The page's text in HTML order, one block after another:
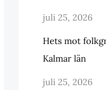
juli 25, 2026
Hets mot
Kalmar län
juli 25, 2026